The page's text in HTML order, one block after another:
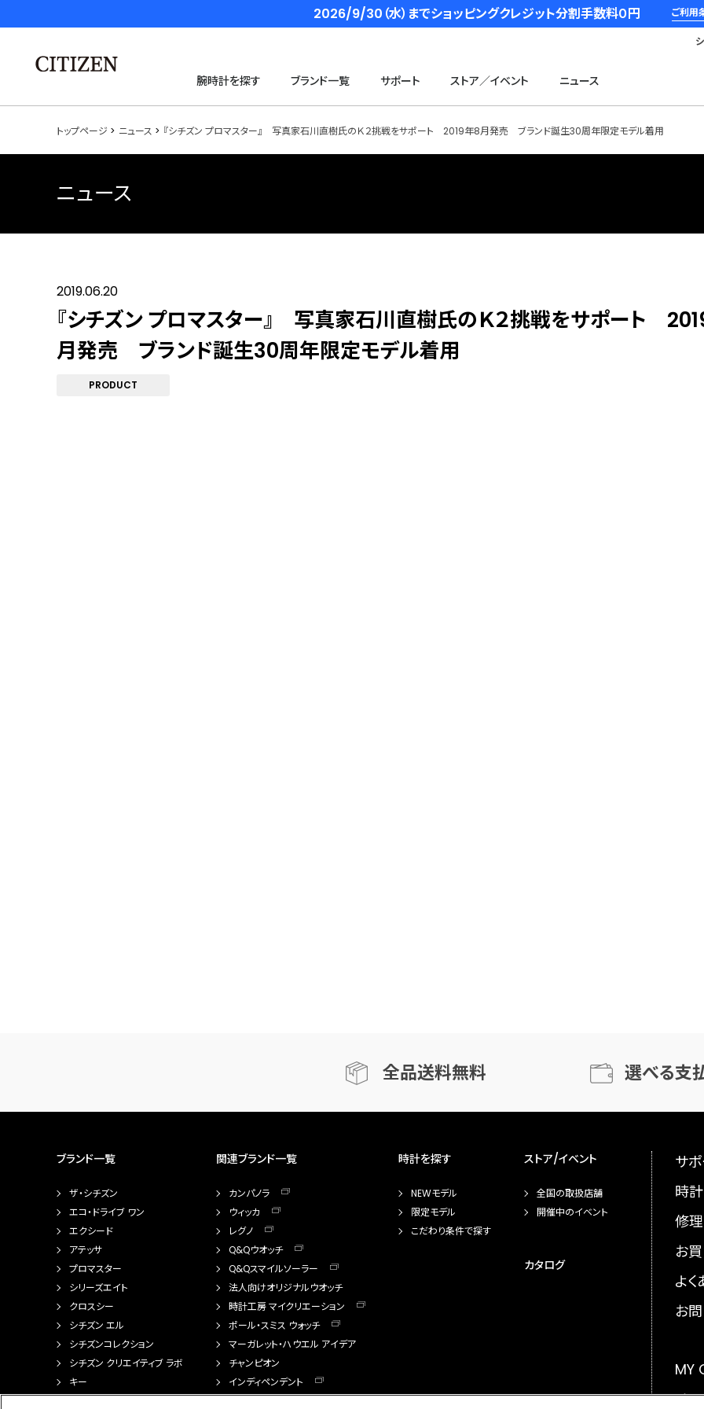
2026/9/30（水）までショッピングクレジット分割手数料０円 ご利用
腕時計を探す ブランド一覧 サポート ストア／イベント ニュース
トップページ ニュース 『シチズン プロマスター』 写真家石川直樹氏のＫ２挑戦をサポート 2019年8月発売 ブランド誕生30周年限定モデル着用
ニュース
2019.06.20
『シチズン プロマスター』 写真家石川直樹氏のＫ２挑戦をサポート
月発売 ブランド誕生30周年限定モデル着用
PRODUCT
全品送料無料 選べる支
ブランド一覧
ザ・シチズン
エコ・ドライブ ワン
エクシード
アテッサ
プロマスター
シリーズエイト
クロスシー
シチズン エル
シチズンコレクション
シチズン クリエイティブ ラボ
キー
関連ブランド一覧
カンパノラ
ウィッカ
レグノ
Q&Qウオッチ
Q&Qスマイルソーラー
法人向けオリジナルウオッチ
時計工房 マイクリエーション
ポール・スミス ウォッチ
マーガレット・ハウエル アイデア
チャンピオン
インディペンデント
時計を探す
NEWモデル
限定モデル
こだわり条件で探す
ストア/イベント
全国の取扱店舗
開催中のイベント
カタログ
サ
時
修理
お
よ
お
MY
メ